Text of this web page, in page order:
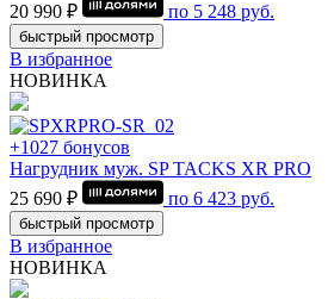
20 990 ₽
по 5 248 руб.
быстрый просмотр
В избранное
НОВИНКА
+1027 бонусов
Нагрудник муж. SP TACKS XR PRO
25 690 ₽
по 6 423 руб.
быстрый просмотр
В избранное
НОВИНКА